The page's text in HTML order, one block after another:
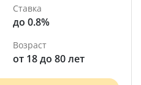
Ставка
до 0.8%
Возраст
от 18 до 80 лет